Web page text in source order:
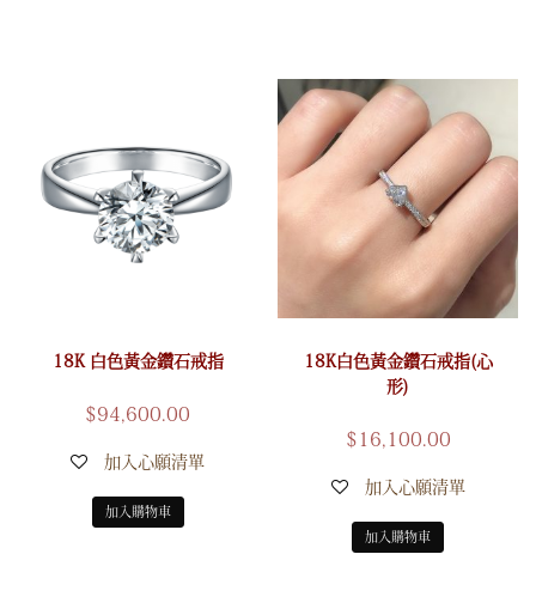
18K 白色黃金鑽石戒指
$94,600.00
加入心願清單
加入購物車
18K白色黃金鑽石戒指(心
形)
$ 16,100.00
加入心願清單
加入購物車